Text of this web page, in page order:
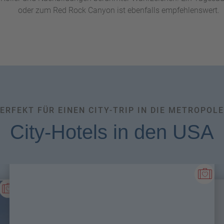
oder zum Red Rock Canyon ist ebenfalls empfehlenswert.
FÜR EINEN CITY-TRIP IN DIE
City-Hotels in den USA